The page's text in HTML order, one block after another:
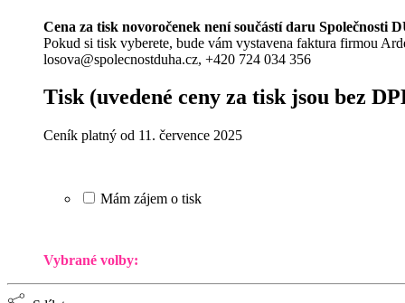
Cena za tisk novoročenek není součástí daru Společnosti
Pokud si tisk vyberete, bude vám vystavena faktura firmou
losova@spolecnostduha.cz, +420 724 034 356
Tisk(uvedené ceny za tisk jsou bez
Ceník platný od 11. července 2025
Mám zájem o tisk
Vybrané volby: